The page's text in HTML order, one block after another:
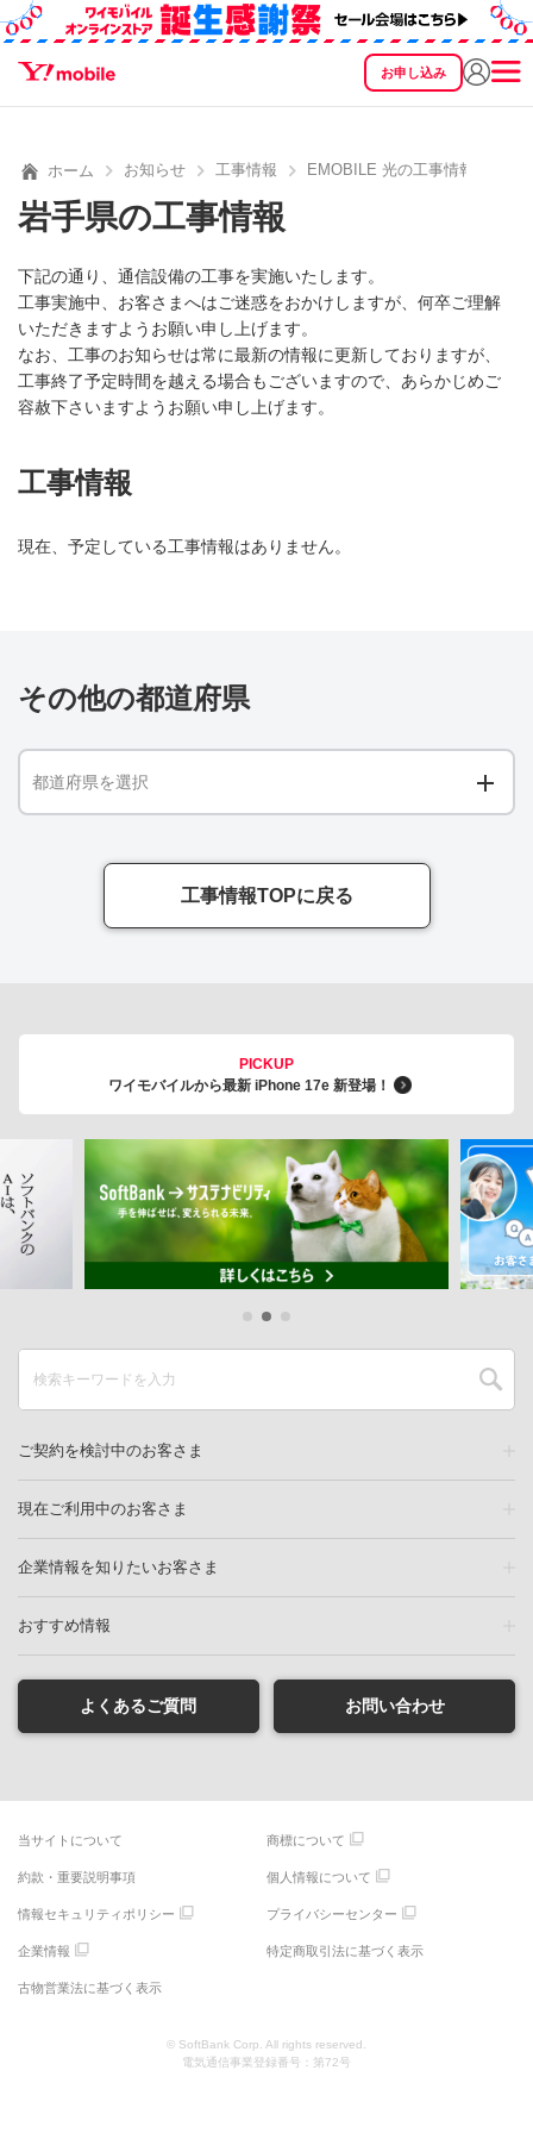
お申し込み
SEARCH
ホーム お知らせ 工事情報 EMOBILE 光の工事情報
岩手県の工事情報
下記の通り、通信設備の工事を実施いたします。
工事実施中、お客さまへはご迷惑をおかけしますが、何卒ご理解
いただきますようお願い申し上げます。
なお、工事のお知らせは常に最新の情報に更新しておりますが、
工事終了予定時間を越える場合もございますので、あらかじめご
容赦下さいますようお願い申し上げます。
工事情報
現在、予定している工事情報はありません。
その他の都道府県
都道府県を選択
工事情報TOPに戻る
PICKUP
ワイモバイルから最新 iPhone 17e 新登場！
ご契約を検討中のお客さま
現在ご利用中のお客さま
企業情報を知りたいお客さま
おすすめ情報
よくあるご質問 お問い合わせ
当サイトについて 商標について
約款・重要説明事項 個人情報について
情報セキュリティポリシー プライバシーセンター
企業情報 特定商取引法に基づく表示
古物営業法に基づく表示
© SoftBank Corp. All rights reserved.
電気通信事業登録番号：第72号